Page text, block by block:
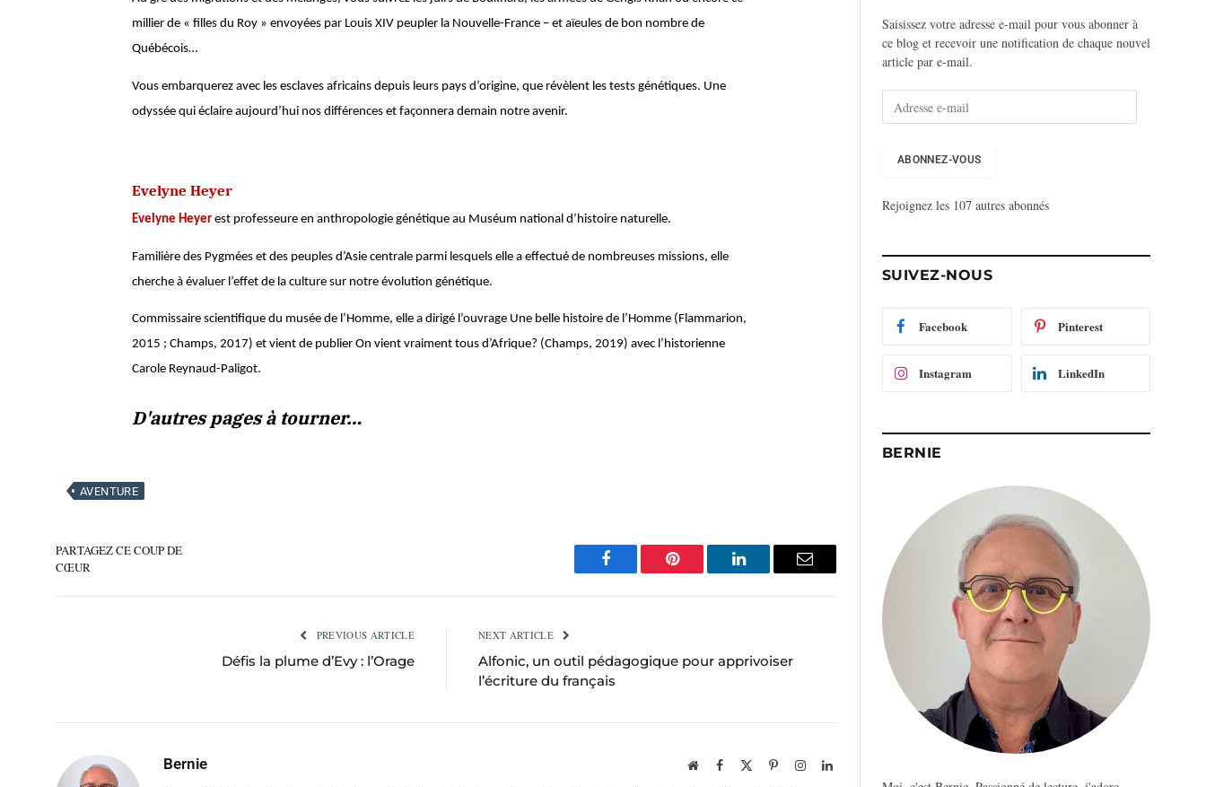
millier de « filles du Roy » envoyées par Louis XIV peupler la Nouvelle-France – et aïeules de bon nombre de
Québécois…
Vous embarquerez avec les esclaves africains depuis leurs pays d’origine, que révèlent les tests génétiques. Une
odyssée qui éclaire aujourd’hui nos différences et façonnera demain notre avenir.
Evelyne Heyer
Evelyne Heyer est professeure en anthropologie génétique au Muséum national d’histoire naturelle.
Familière des Pygmées et des peuples d’Asie centrale parmi lesquels elle a effectué de nombreuses missions, elle
cherche à évaluer l’effet de la culture sur notre évolution génétique.
Commissaire scientifique du musée de l’Homme, elle a dirigé l’ouvrage Une belle histoire de l’Homme (Flammarion,
2015 ; Champs, 2017) et vient de publier On vient vraiment tous d’Afrique? (Champs, 2019) avec l’historienne
Carole Reynaud-Paligot.
D'autres pages à tourner…
AVENTURE
PARTAGEZ CE COUP DE
CŒUR
Facebook Pinterest LinkedIn Email
PREVIOUS ARTICLE
Défis la plume d’Evy : l’Orage
NEXT ARTICLE
Alfonic, un outil pédagogique pour apprivoiser
l’écriture du français
Bernie WebsiteFacebook PinterestInstagramLinkedIn
Saisissez votre adresse e-mail pour vous abonner à
ce blog et recevoir une notification de chaque nouvel
article par e-mail.
e
m
a
ABONNEZ-VOUS
Rejoignez les 107 autres abonnés
SUIVEZ-NOUS
Facebook Pinterest
Instagram LinkedIn
BERNIE